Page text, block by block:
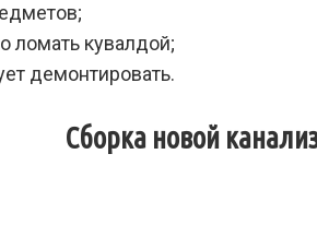
ломать кувалдой;
демонтировать.
Сборка новой